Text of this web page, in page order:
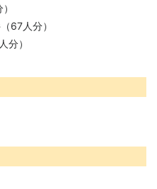
67人分）
分）